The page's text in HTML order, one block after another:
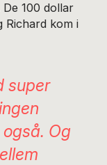
100 dollar
Richard kom i
super
Og